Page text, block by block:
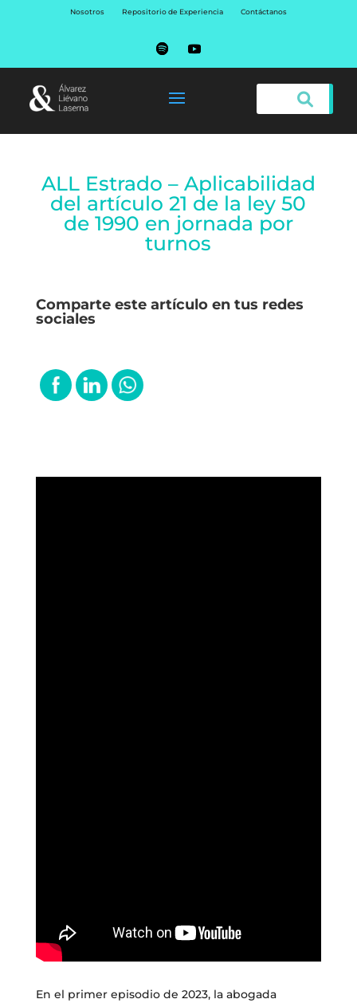
Nosotros Repositorio de Experiencia Contáctanos
ALL Estrado – Aplicabilidad
del artículo 21 de la ley 50
de 1990 en jornada por
turnos
Comparte este artículo en tus redes
sociales
En el primer episodio de 2023, la abogada